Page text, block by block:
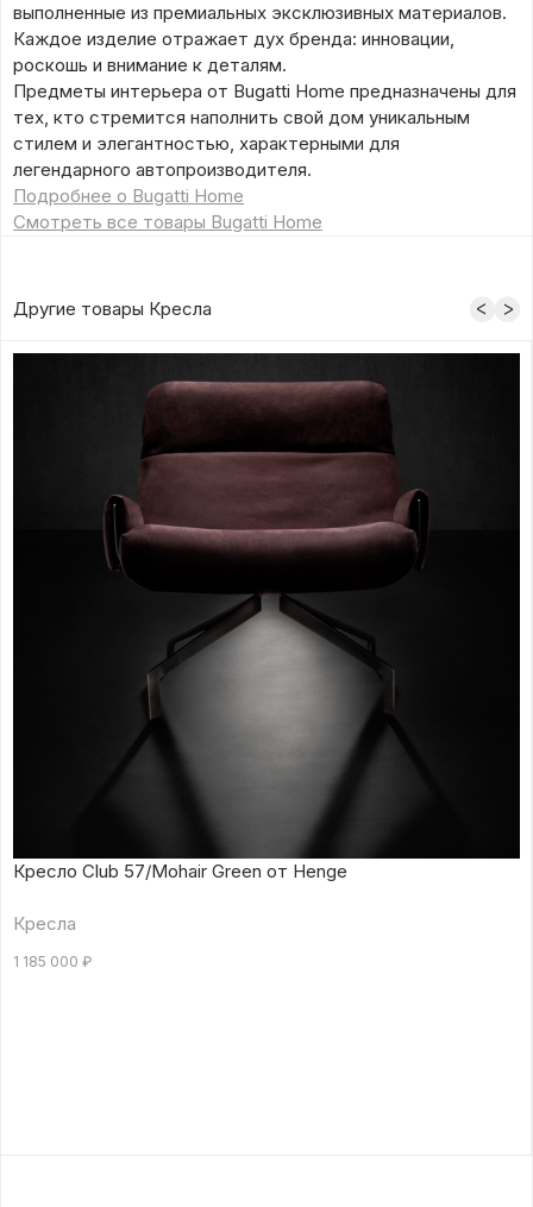
выполненные из премиальных эксклюзивных материалов.
Каждое изделие отражает дух бренда: инновации,
роскошь и внимание к деталям.
Предметы интерьера от Bugatti Home предназначены для
тех, кто стремится наполнить свой дом уникальным
стилем и элегантностью, характерными для
легендарного автопроизводителя.
Подробнее о Bugatti Home
Смотреть все товары Bugatti Home
Другие товары Кресла
Кресло Club 57/Mohair Green от Henge
Кресла
1 185 000 ₽